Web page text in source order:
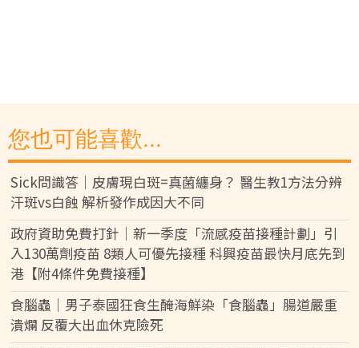
您也可能喜歡...
Sick問識答｜皮膚現白斑=真菌纏身？ 醫生教1方法分辨
汗斑vs白蝕 解析發作成因大不同
政府資助免費打針｜新一季度「流感疫苗接種計劃」引
入130萬劑疫苗 8類人可優先接種 科興疫苗最快月底先到
港【附4條件免費接種】
食腦蟲｜男子泰國狂食生醃海鮮染「食腦蟲」腸道嚴重
潰爛 反覆大出血休克險死